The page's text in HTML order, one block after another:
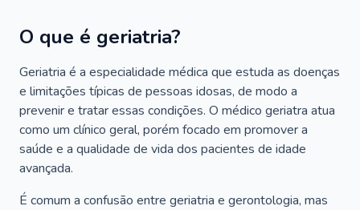
O que é geriatria?
Geriatria é a especialidade médica que estuda as doenças
e limitações típicas de pessoas idosas, de modo a
prevenir e tratar essas condições. O médico geriatra atua
como um clínico geral, porém focado em promover a
saúde e a qualidade de vida dos pacientes de idade
avançada.
É comum a confusão entre geriatria e gerontologia, mas